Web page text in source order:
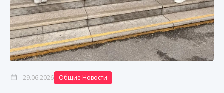
29.06.2026 Общие Новости